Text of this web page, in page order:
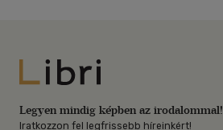
Libri
Legyen mindig képben az irodalommal!
Iratkozzon fel legfrissebb híreinkért!